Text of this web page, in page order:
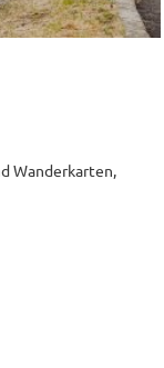
Wanderkarten,